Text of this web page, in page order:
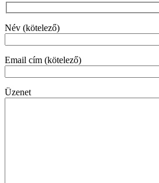
Név (kötelező)
Email cím (kötelező)
Üzenet